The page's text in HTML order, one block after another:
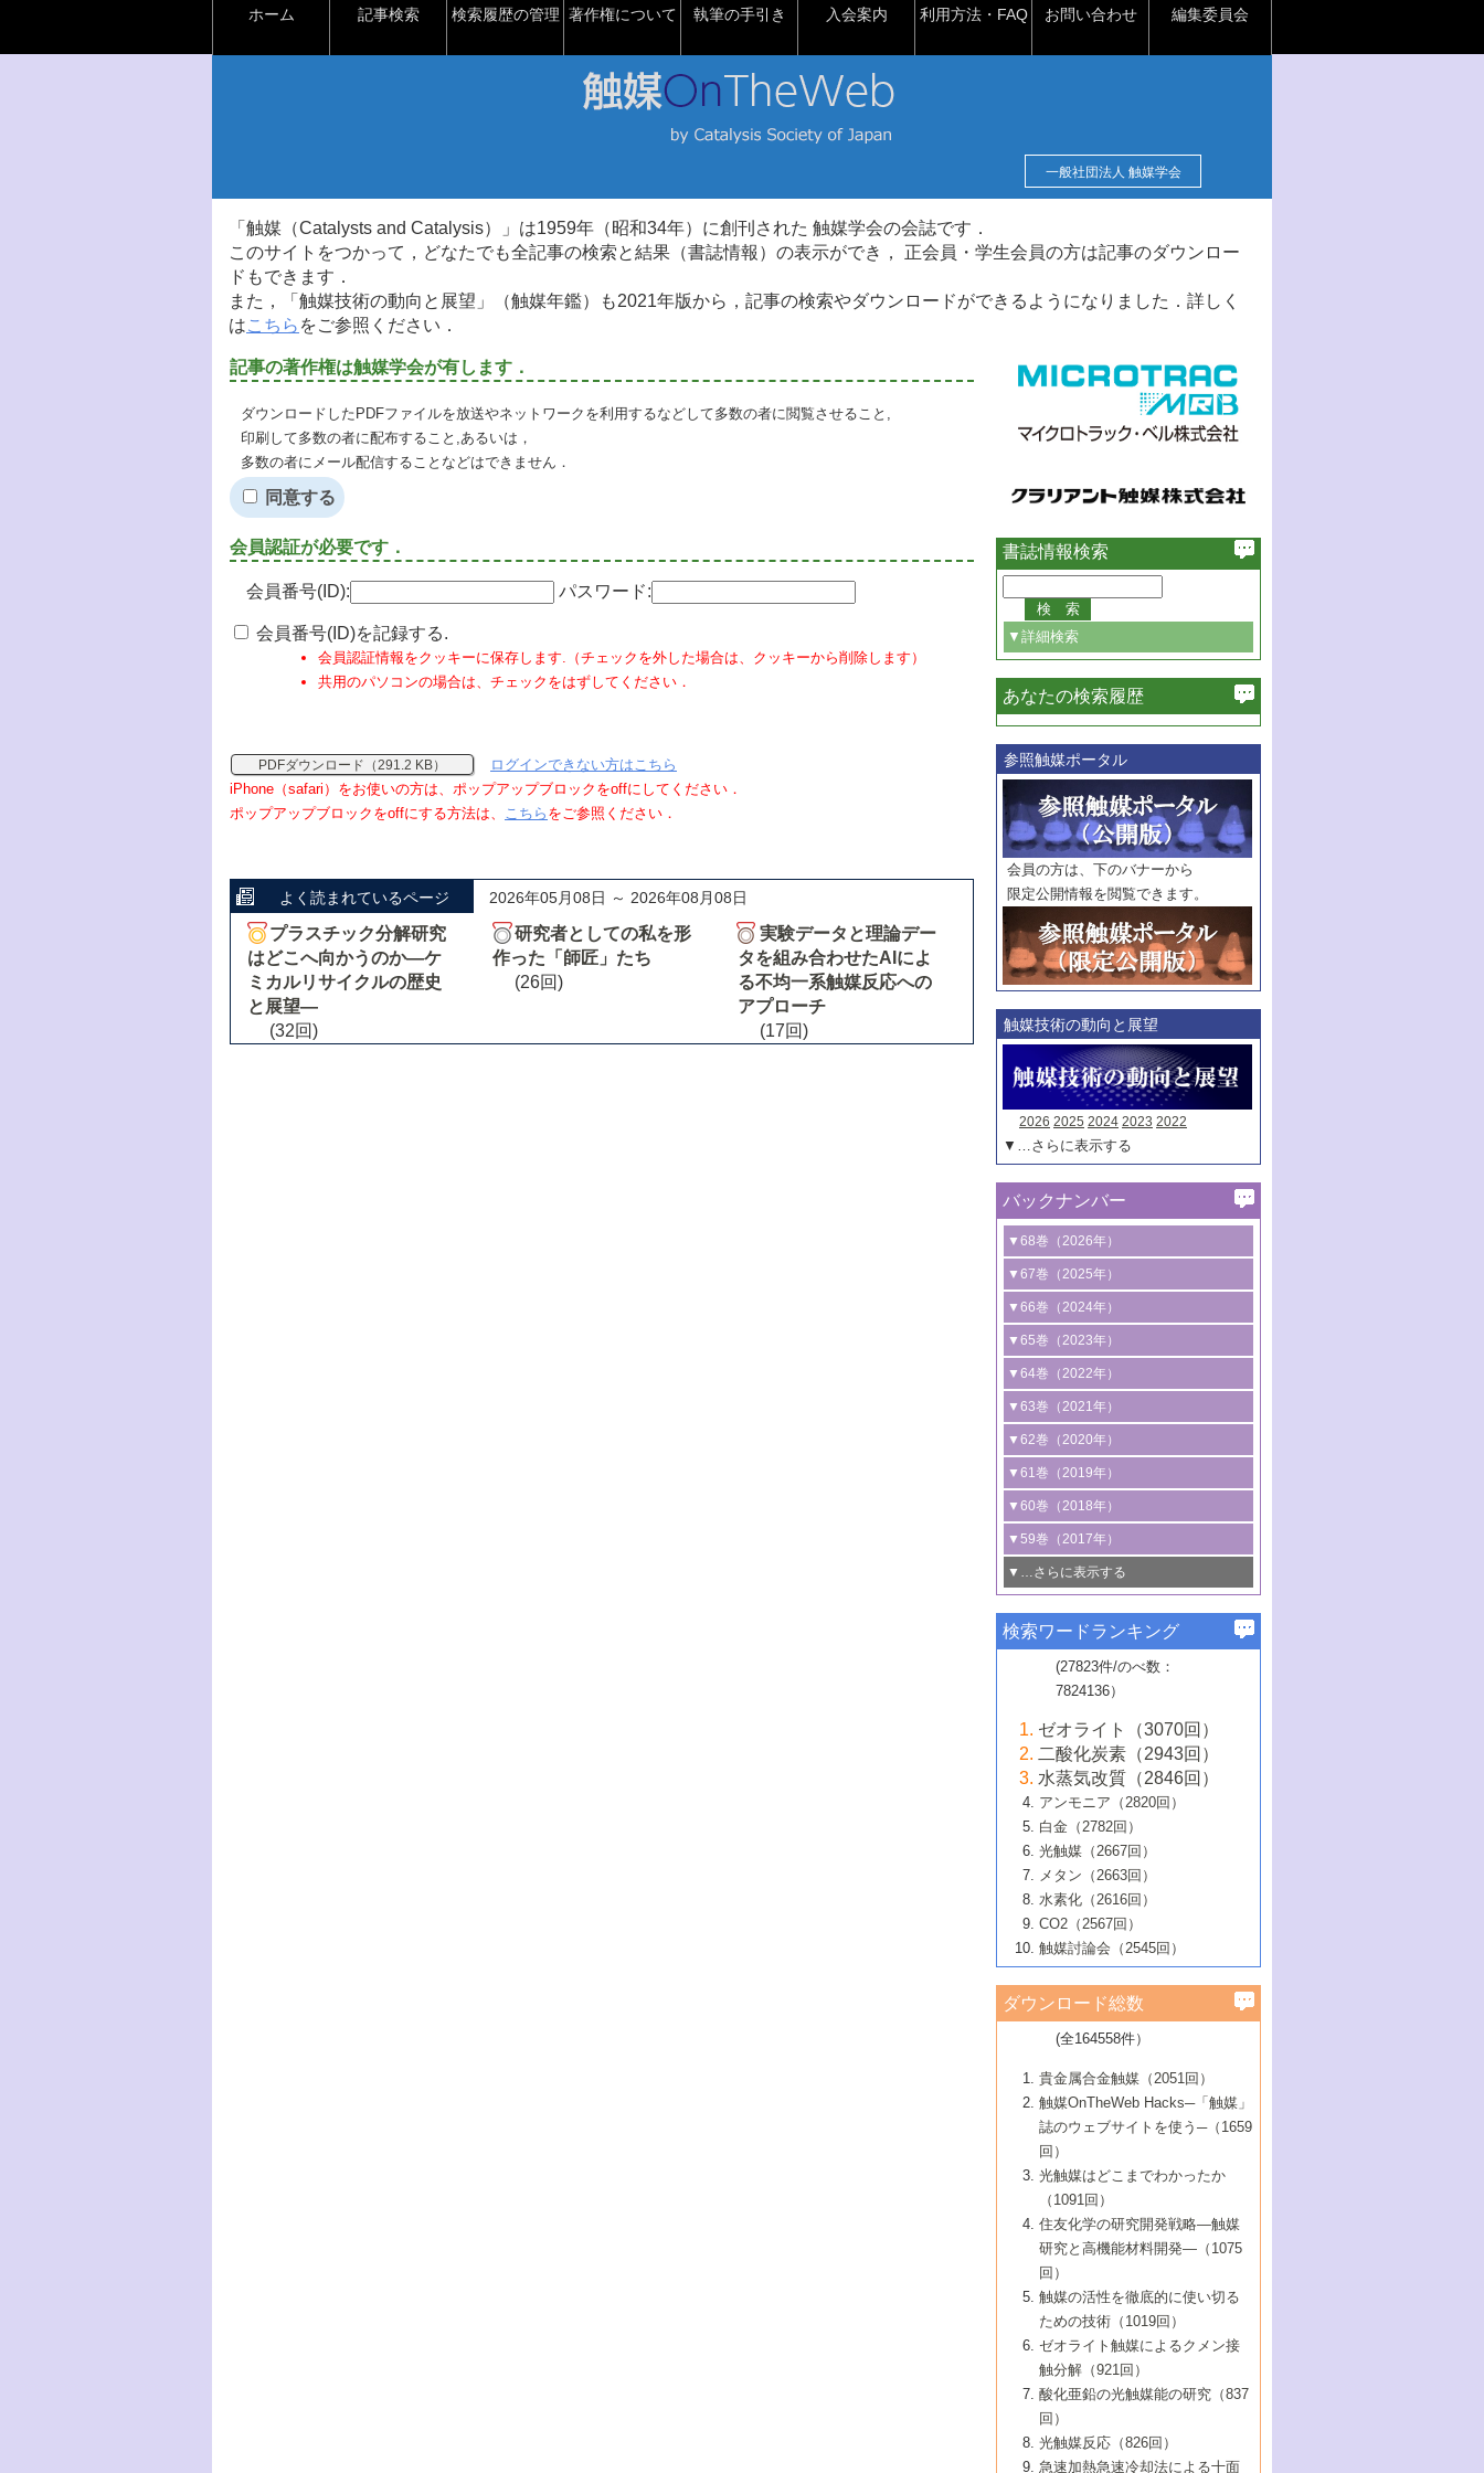
ホーム 記事検索 検索履歴の管理 著作権について 執筆の手引き 入会案内 利用方法・FAQ お問い合わせ 編集委員会
一般社団法人 触媒学会
「触媒（Catalysts and Catalysis）」は1959年（昭和34年）に創刊された 触媒学会の会誌です．
このサイトをつかって，どなたでも全記事の検索と結果（書誌情報）の表示ができ， 正会員・学生会員の方は記事のダウンロー
ドもできます．
また，「触媒技術の動向と展望」（触媒年鑑）も2021年版から，記事の検索やダウンロードができるようになりました．詳しく
はこちら をご参照ください．
記事の著作権は触媒学会が有します．
ダウンロードしたPDFファイルを放送やネットワークを利用するなどして多数の者に閲覧させること,
印刷して多数の者に配布すること,あるいは，
多数の者にメール配信することなどはできません．
同意する
会員認証が必要です．
会員番号(ID): パスワード:
会員番号(ID)を記録する.
会員認証情報をクッキーに保存します.（チェックを外した場合は、クッキーから削除します）
共用のパソコンの場合は、チェックをはずしてください．
PDFダウンロード（291.2 KB）
ログインできない方はこちら
iPhone（safari）をお使いの方は、ポップアップブロックをoffにしてください．
ポップアップブロックをoffにする方法は、 こちら をご参照ください．
よく読まれているページ 2026年05月08日 ～ 2026年08月08日
プラスチック分解研究
はどこへ向かうのか―ケ
ミカルリサイクルの歴史
と展望―
(32回)
研究者としての私を形
作った「師匠」たち
(26回)
実験データと理論デー
タを組み合わせたAIによ
る不均一系触媒反応への
アプローチ
(17回)
書誌情報検索
▼詳細検索
必ず含む
巻・号指定
巻
号
範囲指定
巻
号～
巻
号
触媒年鑑
年度
記事種別
マーク：
マークあり
あなたの検索履歴
参照触媒ポータル
会員の方は、下のバナーから
限定公開情報を閲覧できます。
触媒技術の動向と展望
2026 2025 2024 2023 2022
▼…さらに表示する
バックナンバー
▼68巻（2026年）
1号 過酸化水素合成に関する研究動向
2号 コンピューター技術により加速する
触媒開発
3号 有機分子変換やCO 資源化のための
光触媒に関する最近の研究
B号 第137回触媒討論会（2026年）
▼67巻（2025年）
1号 CO
水素化によるグリーン燃料/グリ
ーンケミカル製造
2号 水素製造のための水分解技術に関す
る最近の研究
3号 オレフィン系樹脂の精密合成に関す
る最新技術
4号 アルコール類の効率的変換を実現す
る非貴金属触媒の研究動向
5号 ゼオライトの合成と応用における研
究動向
6号 ヘテロ接合界面
B号 第135回触媒討論会（2025年）
▼66巻（2024年）
1号 低次元ナノ構造を有する触媒材料
2号 規制反応場を活用した固体触媒研究
の新展開
3号 未踏分子変換を目指した酸化触媒プ
ロセスの最前線
4号 シンクロトロン放射光および中性子
線を利用した触媒解析技術の最先端
5号 単原子触媒
6号 参照触媒委員会からのお知らせ
B号 第133回触媒討論会（2023年）
▼65巻（2023年）
1号 炭素が関わる触媒機能
2号 プラスチックケミカルリサイクルの
ための触媒技術
3号 非酸化物系金属化合物を基盤とした
触媒材料の開発
4号 格子酸素・格子酸素欠陥を利用した
触媒反応
5号 生体触媒によるエネルギー変換反応
6号 窒素とリンの循環のための触媒・機
能性材料
▼64巻（2022年）
1号 合成ガス製造とCOを用いるケミカル
ズ合成の最新動向
2号 化学品合成のための合金触媒開発
3号 CO の排出削減および有効活用のた
めの触媒技術
4号 若手による情報発信企画～とびたて
若き触媒の研究者たち～（1）
若き触媒の研究者たち～（2）
6号 石油のノーブル・ユースを志向した
触媒技術
大学：オンライン・対面開催）
▼63巻（2021年）
1号 金触媒の新展開
2号 ペロブスカイト
3号 特殊反応場を利用した触媒的分子変
換反応
4号 多孔質材料を用いた触媒の新展開
5号 情報学的手法を用いた触媒開発
6号 カーボンニュートラルに向けた電解
技術
B号 第127回触媒討論会（2021年・オン
ライン開催(Zoom)のみ）
▼62巻（2020年）
1号 触媒設計を拓く欠陥構造のキャラク
タリゼーション
2号 機能化学品製造に資するクリーンな
触媒的酸化反応
3号 水処理のための触媒化学
4号 光触媒を用いた水分解の最新の研究
動向
5号 次世代の触媒プロセスを支えるマイ
6号 メタン転換技術の最新動向
B号 第125回触媒討論会（2020年・工学
院大学）
▼61巻（2019年）
1号 物質移動制御に着目した触媒プロセ
ス開発
2号 CO2 フリー水素サプライチェーンに
関わる触媒開発動向
3号 精密高分子合成に関する最近の研究
動向
4号 バイオマス化成品製造のための触媒
5号 固体触媒による含窒素有機化合物変
換の最前線
6号 貴金属使用量低減に向けた自動車排
ガス浄化触媒の開発
B号 第123回触媒討論会（2019年・大阪
▼60巻（2018年）
1号 固体酸触媒の最新の研究動向
2号 二酸化炭素からの有用化学品合成
3号 ナノ粒子・クラスター触媒の最前線
4号 60周年記念企画
5号 進化するゼオライト合成技術
6号 非貴金属系触媒における電気化学的
B号 第121回触媒討論会（2018年・東京
大学）
▼59巻（2017年）
1号 いたるところに，触媒
最先端技術
3号 無機分離膜材料の開発と触媒反応プ
ロセスへの適用
5号 水素のふるまいを解き明かす最先端
研究
6号 低級アルカンの有効利用のための触
媒技術
B号 第119回触媒討論会（2017年・首都
大学東京）
▼…さらに表示する
1号 ユニークな構造の高分子を生み出す触
2号 リグニンからの化成品製造に向けた触
媒技術
3号 触媒研究の最先端～とびたて若き研究
者たち～（1）
4号 触媒研究の最先端～とびたて若き研究
者たち～（2）
5号 触媒研究の最先端～とびたて若き研究
者たち～（3）
6号 イオニクス材料と燃料電池・電解合成
の最新の研究動向
B号 第117回触媒討論会（2016年・大阪府
立大学）
▼57巻（2015年）
1号 水素キャリアにかかわる触媒技術の新
2号 石油精製用触媒の最近の進展
3号 固体酸化物形燃料電池（SOFC）におけ
るアノード触媒上での燃料直接改質技術
4号 コアシェル構造の制御による触媒機能
5号 工業触媒およびその周辺技術の最近の
進歩
6号 ナノシート
B号 第115回触媒討論会（2015年・成蹊大
▼56巻（2014年）
2号 光触媒反応機構に関する最新の研究動
向
開発動向
4号 人工光合成に向けた近年のアプローチ
5号 未利用熱エネルギーの有効活用に貢献
する触媒技術
6号 ポリオキソメタレート
B号 第113回触媒討論会（2014年・ロワジ
ールホテル豊橋）
1号 高耐久性燃料電池システム用触媒にお
ける新展開
2号 リビングラジカル重合の最近の動向
3号 天然ガスの化学工業的展開に関する触
媒技術
4号 貴金属触媒の精密構造制御とその活用
5号 バイオマス化成品製造のための固体触
6号 ナノ空間─吸着状態解析から新機能開拓
B号 第111回触媒討論会（2013年・関西大
▼54巻（2012年）
1号 規則性多孔体の利用技術における最近
の進歩
2号 第109回触媒討論会
3号 貴金属低減技術の最新動向
4号 貴金属代替技術の最新動向
5号 光触媒による物質変換反応の新展開
6号 グラフェン
7号 水素を利用する化成品合成の新潮流
▼53巻（2011年）
1号 金属学から見る合金触媒の新展開
2号 第107回触媒討論会
3号 触媒のその場観察法の進歩（１）
4号 触媒のその場観察法の進歩（２）
5号 不活性結合の触媒的活性化による有機
合成
6号 新しい固体酸触媒技術
7号 ゼオライト合成における最近の進歩
▼52巻（2010年）
1号 触媒の劣化対策と長寿命触媒開発
2号 第105回触媒討論会
3号 ナノ構造が拓く新機能
4号 活性サイトおよびその環境の精密な設
計による触媒の高機能化
5号 触媒を有効に使うための技術
7号 有機分子触媒による精密有機合成
8号 高機能化ポリオレフィンに向けた重合
触媒の最近の進展
1号 炭素材料－熱い注目を集める材料－
2号 第103回触媒討論会
3号 環境浄化用光触媒の現状と課題
4号 水素社会の実現に向けた水素製造・貯
蔵技術の進歩
5号 CO2が関わる触媒・材料
7号 持続可能社会実現のための触媒および
触媒関連技術
▼50巻（2008年）
1号 触媒化学と学会のこの10年，半世紀，
そして未来
2号 第101回触媒討論会
4号 錯体を利用したユニークな表面構造の
構築と機能
5号 若手会員による触媒研究の未来展望1：
企業編
6号 第102回触媒討論会
7号 触媒・化学反応における計算化学の進
8号 若手研究者による触媒研究の未来展望
2：大学・研究所編
▼49巻（2007年）
1号 含フッ素化合物の合成と触媒
2号 第99回触媒討論会
3号 実用的ファインケミカル合成プロセス
を実現する触媒
5号 こんな物質，あんな物質―新たな触媒
の可能性―
7号 『結晶の化学』を活かした触媒研究
8号 イオン液体の応用
▼48巻（2006年）
1号 固体酸触媒の最近の進歩
2号 第97回触媒討論会
3号 リビング重合触媒の最近の展開
5号 水素製造・貯蔵のための触媒技術の新
しい展開
6号 第98回触媒討論会
7号 基礎化学品製造の触媒技術
8号 多機能型リアクター
1号 最近の触媒担体とその効果
2号 第95回触媒討論会
4号 水分解用光触媒材料
5号 時間分解分光の進歩と応用
6号 第96回触媒討論会
8号 超臨界流体を用いた化学プロセスの新
▼46巻（2004年）
1号 部分酸化反応触媒の最前線
2号 第93回触媒討論会
3号 特殊エネルギー場の触媒反応
4号 生体内における金属の触媒作用
5号 ファインケミカルズの展開に寄与する
6号 第94回触媒討論会
7号 サブナノレベルでみた新しい表面現象
8号 オレフィン重合触媒の新たな展
▼45巻（2003年）
1号 なぜこの触媒が良いのか？
2号 第91回触媒討論会
3号 最近の自動車排ガス処理技術
4号 触媒研究の現状と将来─第90回触媒討論
5号 基礎化学品製造の触媒技術
6号 第92回触媒討論会
7号 基礎化学品製造の触媒技術
8号 資源の循環と触媒技術
▼44巻（2002年）
1号 高次制御された触媒の化学
2号 第89回触媒討論会
3号 触媒を利用した電気化学の新展開
4号 ナノ材料の調製と機能化
5号 こんな触媒が欲しい
6号 第90回触媒討論会
7号 触媒研究と学術雑誌/情報
8号 若い世代からみた触媒化学の現状と未
▼43巻（2001年）
1号 グリーンケミストリーと触媒
2号 第87回触媒討論会特集号
3号 生体触媒とバイオプロセス
4号 水素製造・利用の触媒化学
5号 触媒研究における新しい切り口：コン
ビナトリアルケミストリー
6号 第88回触媒討論会特集号
7号 企業における触媒研究のブレークスル
8号 この材料を触媒として使ってみません
▼42巻（2000年）
1号 触媒反応工学の明日を拓く
2号 第85回触媒討論会
3号 反応ダイナミクス
5号 触媒のおもしろさをどのように伝える
6号 第86回触媒討論会
7号 水素化精製触媒の新しい展開
8号 新しい反応性と機能性を目指した金属
クラスタ-化学
▼41巻（1999年）
1号 孔、穴、あな?-特異な空間とその利用-
2号 第83回触媒討論会
3号 均一系触媒反応最前線
4号 実用炭素材料の新展開
5号 研究の方法論を考える
7号 機能性金属材料と触媒
8号 触媒研究へのNMRの応用と展望
▼40巻（1998年）
進展と21世紀への提言/創立40周年記念・触
媒学会この10年の歩みとこれから/創立40周
2号 第81回触媒討論会
3号 計算機触媒化学へのさそい
4号 触媒劣化の制御と予測
5号 最新の実用プロセスと触媒
6号 第82回触媒討論会
1号 均一系と不均一系触媒反応-その特徴と
接点
2号 第79回触媒討論会
3号 最新NO除去触媒の実用化研究
4号 新しい反応場を目指した触媒調製
5号 反応・分離技術の新しい展開
6号 第80回触媒討論会
▼38巻（1996年）
1号 触媒の構造と触媒作用/C1化学を中心と
する21世紀への触媒
3号 オリンピックメダル:金・銀・銅はどん
な触媒作用を示すか
4号 触媒作用における機能の複合化
▼37巻（1995年）
1号 ファインケミカルズと固体触媒
2号 第75回触媒討論会
3号 希土類を利用した触媒
4号 触媒とリサイクル
5号 エネルギー変換触媒
▼36巻（1994年）
1号 電気化学と触媒
2号 第73回触媒討論会
3号 C4化学の展開
4号 《通常号》
▼35巻（1993年）
1号 工業触媒開発マニュアル―探索から工
業化まで
2号 第71回触媒討論会
▼34巻（1992年）
1号 インパクトを与えたこの研究
2号 第69回触媒討論会
▼33巻（1991年）
1号 触媒プロセス開発マニュアル―探索か
▼32巻（1990年）
検索ワードランキング
(27823件/のべ数：
7824136）
ゼオライト（3070回）
二酸化炭素（2943回）
水蒸気改質（2846回）
アンモニア（2820回）
白金（2782回）
光触媒（2667回）
メタン（2663回）
水素化（2616回）
CO2（2567回）
触媒討論会（2545回）
ダウンロード総数
(全164558件）
貴金属合金触媒（2051回）
触媒OnTheWeb Hacks─「触媒」
誌のウェブサイトを使う─（1659
回）
光触媒はどこまでわかったか
（1091回）
住友化学の研究開発戦略―触媒
研究と高機能材料開発―（1075
回）
触媒の活性を徹底的に使い切る
ための技術（1019回）
ゼオライト触媒によるクメン接
触分解（921回）
酸化亜鉛の光触媒能の研究（837
回）
光触媒反応（826回）
急速加熱急速冷却法による十面